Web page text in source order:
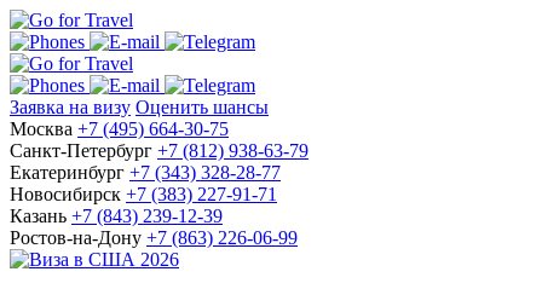
Заявка на визу Оценить шансы
Москва +7 (495) 664-30-75
Санкт-Петербург +7 (812) 938-63-79
Екатеринбург +7 (343) 328-28-77
Новосибирск +7 (383) 227-91-71
Казань +7 (843) 239-12-39
Ростов-на-Дону +7 (863) 226-06-99